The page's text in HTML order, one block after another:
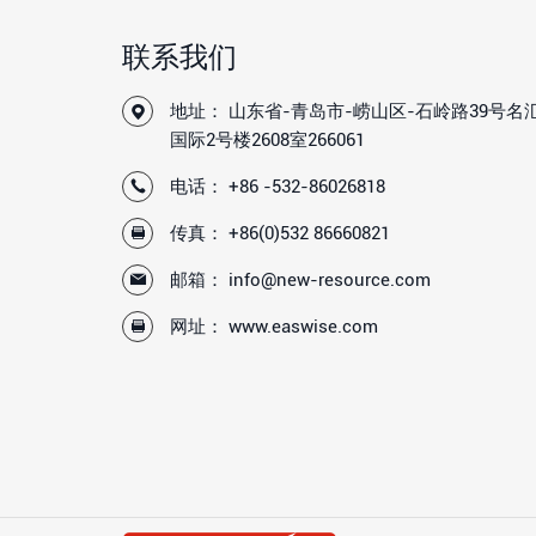
联系我们
地址： 山东省-青岛市-崂山区-石岭路39号名
国际2号楼2608室266061
电话： +86 -532-86026818
传真： +86(0)532 86660821
邮箱： info@new-resource.com
网址： www.easwise.com